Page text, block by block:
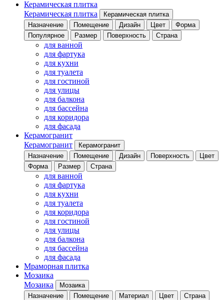
Керамическая плитка
Керамическая плитка
Керамическая плитка
Назначение
Помещение Дизайн Цвет
Форма
Популярное
Размер Поверхность Страна
для ванной
для фартука
для кухни
для туалета
для гостиной
для улицы
для балкона
для бассейна
для коридора
для фасада
Керамогранит
Керамогранит
Керамогранит
Назначение
Помещение Дизайн Поверхность
Цвет
Форма
Размер Страна
для ванной
для фартука
для кухни
для туалета
для коридора
для гостиной
для улицы
для балкона
для бассейна
для фасада
Мраморная плитка
Мозаика
Мозаика
Мозаика
Назначение
Помещение Материал Цвет Страна